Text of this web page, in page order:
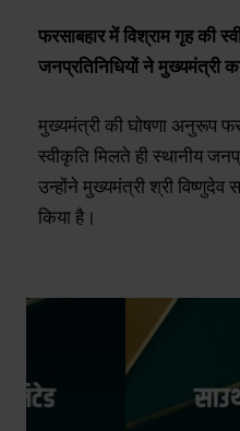
फरसाबहार में विश्राम गृह की
जनप्रतिनिधियों ने मुख्यमंत्री
मुख्यमंत्री की घोषणा अनुरूप
स्वीकृति मिलते ही स्थानीय
उन्होंने मुख्यमंत्री श्री
किया है।